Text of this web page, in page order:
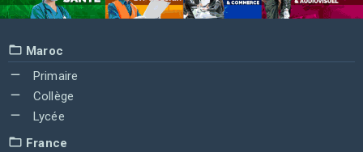
Maroc
Primaire
Collège
Lycée
France